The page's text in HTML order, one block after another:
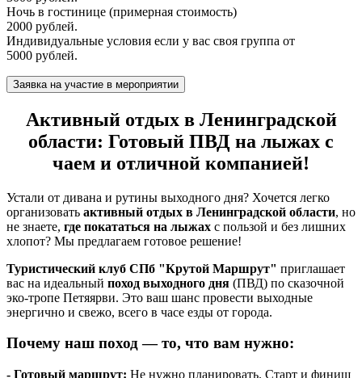
Ночь в гостинице (примерная стоимость)
2000 рублей.
Индивидуальные условия если у вас своя группа от
5000 рублей.
Активный отдых в Ленинградской
области: Готовый ПВД на лыжах с
чаем и отличной компанией!
Устали от дивана и рутины выходного дня? Хочется легко
организовать активный отдых в Ленинградской области, но
не знаете, где покататься на лыжах с пользой и без лишних
хлопот? Мы предлагаем готовое решение!
Туристический клуб СПб "Крутой Маршрут" приглашает
вас на идеальный поход выходного дня (ПВД) по сказочной
эко-тропе Петяярви. Это ваш шанс провести выходные
энергично и свежо, всего в часе езды от города.
Почему наш поход — то, что вам нужно:
- Готовый маршрут: Не нужно планировать. Старт и финиш